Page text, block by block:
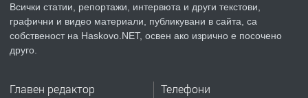
преди 4 дни
ПРЕДЛАГА СГЛОБЯВАНЕ НА МЕБЕЛИ.
Всички статии, репортажи, интервюта и други текстови,
графични и видео материали, публикувани в сайта, са
собственост на Haskovo.NET, освен ако изрично е посочено
друго.
Главен редактор Телефони